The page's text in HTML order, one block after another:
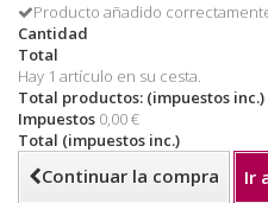
Producto añadido
Cantidad
Total
Hay 1 artículo en su cesta.
Total productos: (impuestos inc.)
Impuestos 0,00 €
Total (impuestos inc.)
Continuar la compra Ir